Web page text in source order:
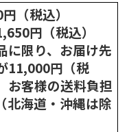
（税込）
円（税込）
に限り、お届け先
11,000円（税
お客様の送料負担
北海道・沖縄は除